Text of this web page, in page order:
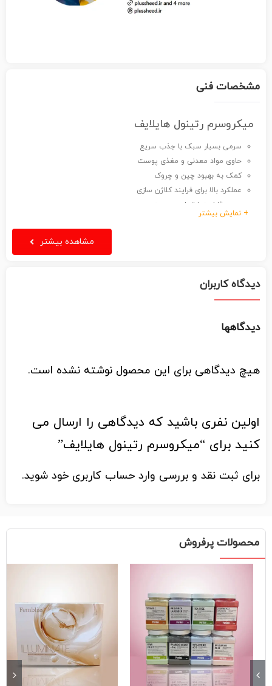
مشخصات فنی
میکروسرم رتینول هایلایف
سرمی بسیار سبک با جذب سریع
حاوی مواد معدنی و مغذی پوست
کمک به بهبود چین و چروک
عملکرد بالا برای فرایند کلاژن سازی
بهبود قابلیت ارتجاعی پوست
+ نمایش بیشتر
مشاهده بیشتر
دیدگاه کاربران
دیدگاهها
هیچ دیدگاهی برای این محصول نوشته نشده است.
اولین نفری باشید که دیدگاهی را ارسال می
کنید برای “میکروسرم رتینول هایلایف”
برای ثبت نقد و بررسی وارد حساب کاربری خود شوید.
محصولات پرفروش